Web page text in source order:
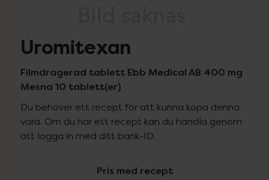
Uromitexan
Filmdragerad tablett Ebb Medical AB 400 mg
Mesna 10 tablett(er)
Du behöver ett recept för att kunna köpa denna
vara. Om du har ett recept kan du handla genom
att logga in med ditt bank-ID.
Pris med recept